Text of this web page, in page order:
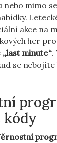
nebo mimo
akce ‍na
her
„last minute“.
se
kódy